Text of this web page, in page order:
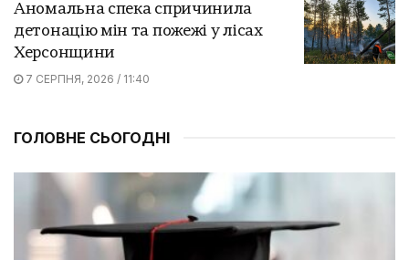
Аномальна спека спричинила
детонацію мін та пожежі у лісах
Херсонщини
7 СЕРПНЯ, 2026 / 11:40
ГОЛОВНЕ СЬОГОДНІ